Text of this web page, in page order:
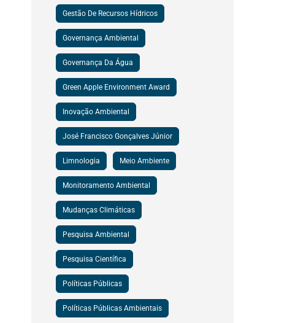
Gestão De Recursos Hídricos
Governança Ambiental
Governança Da Água
Green Apple Environment Award
Inovação Ambiental
José Francisco Gonçalves Júnior
Limnologia Meio Ambiente
Monitoramento Ambiental
Mudanças Climáticas
Pesquisa Ambiental
Pesquisa Científica
Políticas Públicas
Políticas Públicas Ambientais